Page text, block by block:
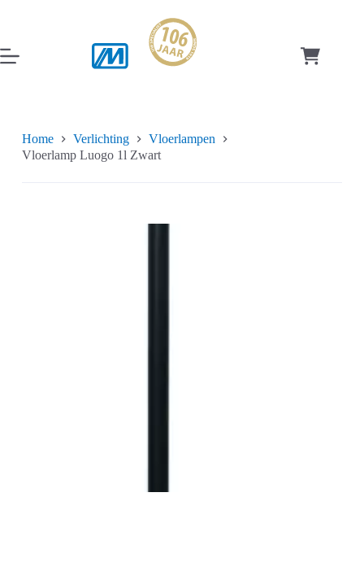
inhoud
Home Verlichting
Vloerlampen
Vloerlamp Luogo 1l Zwart